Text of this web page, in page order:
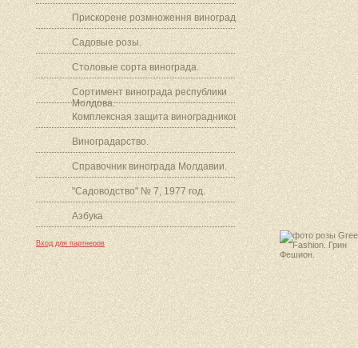
Прискорене розмноження винограду.
Садовые розы.
Столовые сорта винограда.
Сортимент винограда республики
Молдова.
Комплексная защита виноградников.
Виноградарство.
Справочник винограда Молдавии.
"Садоводство" № 7, 1977 год.
Азбука
Вход для партнеров